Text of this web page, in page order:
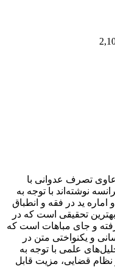
تصرف عدوانی با
نوشته‌اند با توجه به
ید در فقه و انطباق
تحقیقی است که در
و جای مباهات است که
و یکنواختی متن در
علمی با توجه به
قضایی، مزیت قابل